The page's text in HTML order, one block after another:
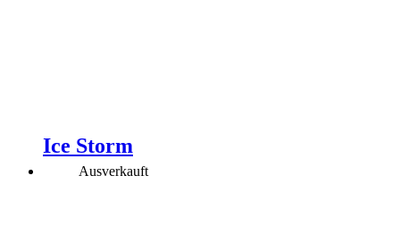
Ice Storm
Ausverkauft